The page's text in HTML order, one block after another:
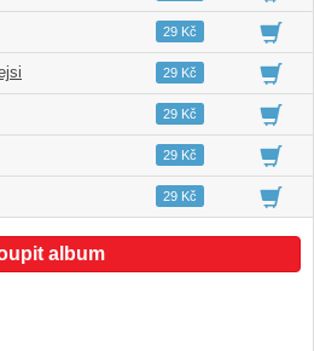
03:5929 Kč
04:3729 Kč
05:2629 Kč
02:2029 Kč
05:1929 Kč
album